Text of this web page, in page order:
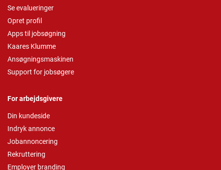
Se evalueringer
Opret profil
Apps til jobsøgning
Kaares Klumme
Ansøgningsmaskinen
Support for jobsøgere
For arbejdsgivere
Din kundeside
Indryk annonce
Jobannoncering
Rekruttering
Employer branding